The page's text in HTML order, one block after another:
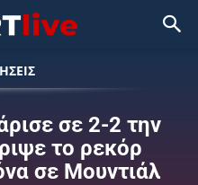
σε 2-2 την
το ρεκόρ
σε Μουντιάλ